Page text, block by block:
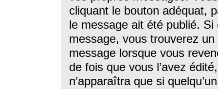
cliquant le bouton adéquat,
le message ait été publié. Si
message, vous trouverez
message lorsque vous
de fois que vous l’avez
n’apparaîtra que si